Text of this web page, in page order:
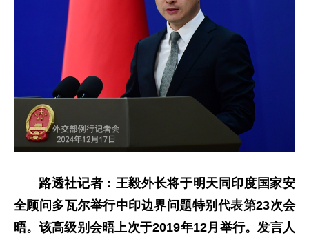
路透社记者：王毅外长将于明天同印度国家安
全顾问多瓦尔举行中印边界问题特别代表第23次会
晤。该高级别会晤上次于2019年12月举行。发言人